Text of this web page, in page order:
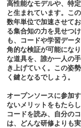
高性能なモデルや、特
と生まれています。こ
数年単位で加速させて
る集合知の力を見せつ
も、コードや学習デー
角的な検証が可能にな
な道具を、誰か一人の
き上げていく。この姿
く鍵となるでしょう。
オープンソースに参加
ないメリットをもたら
コードを読み、自分の
は、どんな研修よりも